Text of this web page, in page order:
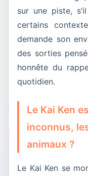
sur une piste,
certains
demande son
des sorties
honnête du
quotidien.
Le Kai Ken
inconnus,
animaux ?
Le Kai Ken se